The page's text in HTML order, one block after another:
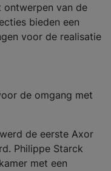
ontwerpen van de
bieden een
voor de realisatie
de omgang met
de eerste Axor
Philippe Starck
met een